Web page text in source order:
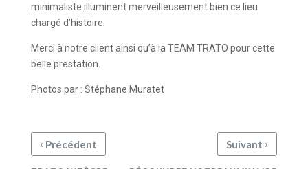
minimaliste illuminent merveilleusement bien ce lieu
chargé d’histoire.
Merci à notre client ainsi qu’à la TEAM TRATO pour cette
belle prestation.
Photos par : Stéphane Muratet
‹ Précédent Suivant ›